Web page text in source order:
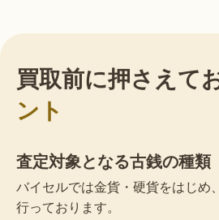
買取前に押さえて
ント
査定対象となる古銭の種類
バイセルでは金貨・硬貨をはじめ
行っております。